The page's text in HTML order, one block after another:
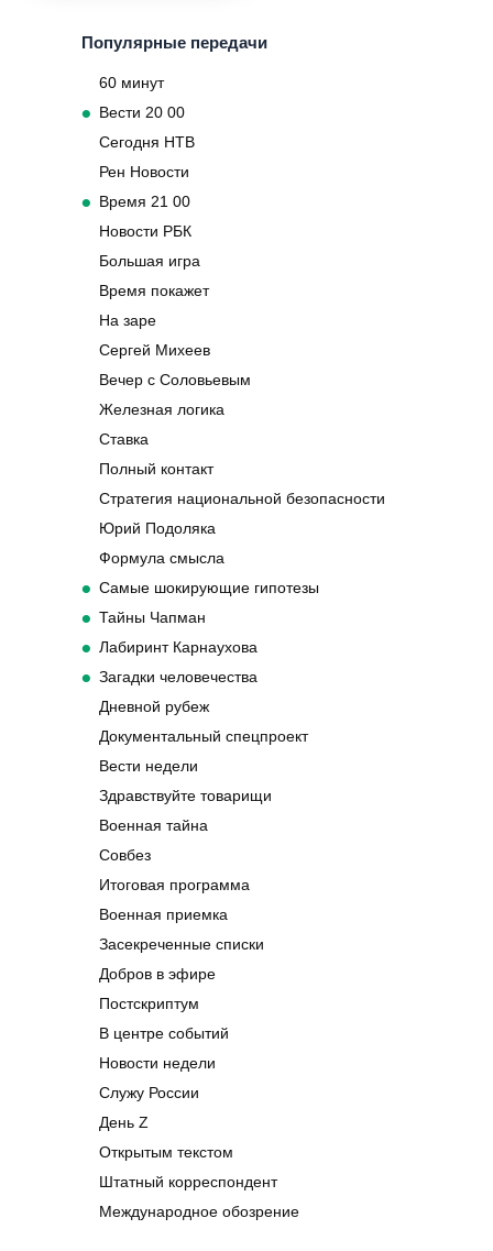
Популярные передачи
60 минут
Вести 20 00
Сегодня НТВ
Рен Новости
Время 21 00
Новости РБК
Большая игра
Время покажет
На заре
Сергей Михеев
Вечер с Соловьевым
Железная логика
Ставка
Полный контакт
Стратегия национальной безопасности
Юрий Подоляка
Формула смысла
Самые шокирующие гипотезы
Тайны Чапман
Лабиринт Карнаухова
Загадки человечества
Дневной рубеж
Документальный спецпроект
Вести недели
Здравствуйте товарищи
Военная тайна
Совбез
Итоговая программа
Военная приемка
Засекреченные списки
Добров в эфире
Постскриптум
В центре событий
Новости недели
Служу России
День Z
Открытым текстом
Штатный корреспондент
Международное обозрение